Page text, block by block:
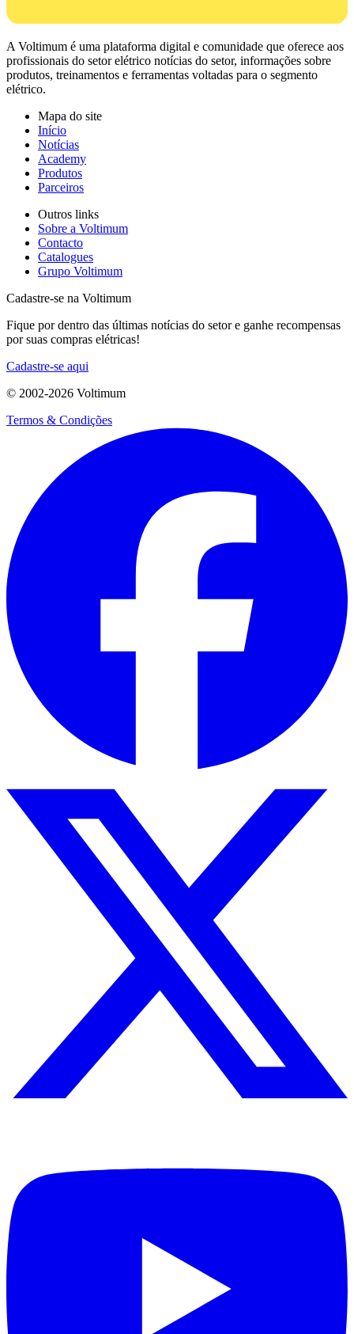
A Voltimum é uma plataforma digital e comunidade que oferece aos
profissionais do setor elétrico notícias do setor, informações sobre
produtos, treinamentos e ferramentas voltadas para o segmento
elétrico.
Mapa do site
Início
Notícias
Academy
Produtos
Parceiros
Outros links
Sobre a Voltimum
Contacto
Catalogues
Grupo Voltimum
Cadastre-se na Voltimum
Fique por dentro das últimas notícias do setor e ganhe recompensas
por suas compras elétricas!
Cadastre-se aqui
© 2002-2026 Voltimum
Termos & Condições